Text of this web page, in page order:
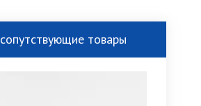
сопутствующие товары